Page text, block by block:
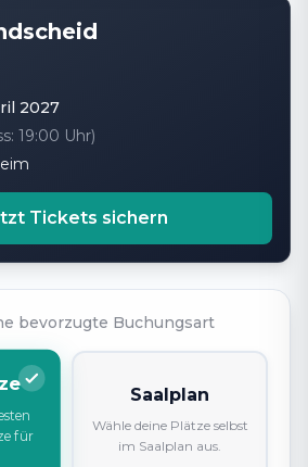
2027
19:00 Uhr)
Tickets sichern
bevorzugte Buchungsart
für
Saalplan
Wähle deine Plätze selbst
im Saalplan aus.